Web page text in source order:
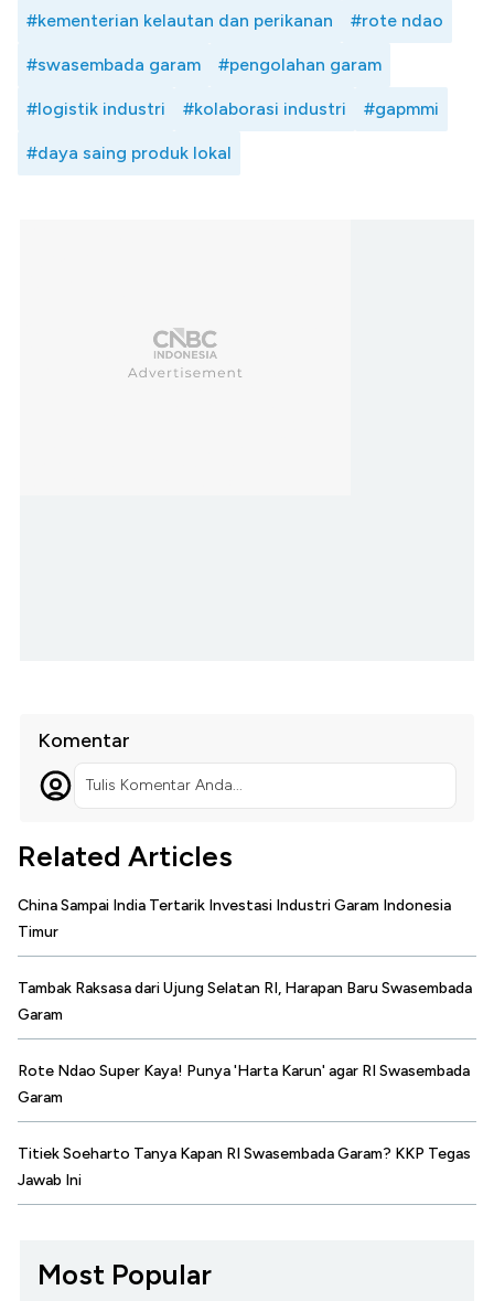
#kementerian kelautan dan perikanan #rote ndao
#swasembada garam #pengolahan garam
#logistik industri #kolaborasi industri #gapmmi
#daya saing produk lokal
Komentar
Tulis Komentar Anda...
Related Articles
China Sampai India Tertarik Investasi Industri Garam Indonesia
Timur
Tambak Raksasa dari Ujung Selatan RI, Harapan Baru Swasembada
Garam
Rote Ndao Super Kaya! Punya 'Harta Karun' agar RI Swasembada
Garam
Titiek Soeharto Tanya Kapan RI Swasembada Garam? KKP Tegas
Jawab Ini
Most Popular